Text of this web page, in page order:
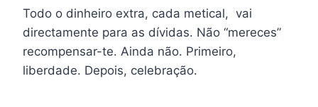
Todo o dinheiro extra, cada metical, vai
directamente para as dívidas. Não “mereces”
recompensar-te. Ainda não. Primeiro,
liberdade. Depois, celebração.